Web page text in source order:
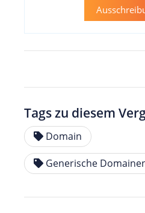
Tags zu diesem
Domain
Generische